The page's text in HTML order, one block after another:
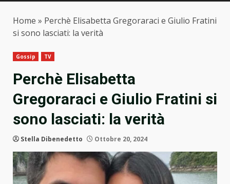
Home » Perchè Elisabetta Gregoraraci e Giulio Fratini
si sono lasciati: la verità
Gossip TV
Perchè Elisabetta
Gregoraraci e Giulio Fratini si
sono lasciati: la verità
Stella Dibenedetto Ottobre 20, 2024